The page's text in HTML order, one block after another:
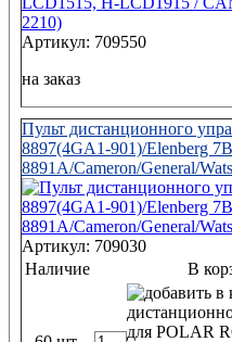
Артикул: 709550
на заказ
Пульт дистанционного
8897(4GA1-901)/Elenberg
8891A/Cameron/General/
Артикул: 709030
Наличие
В